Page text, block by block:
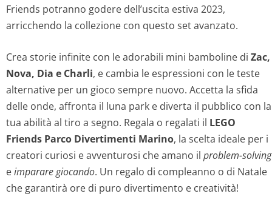
Friends potranno godere dell’uscita estiva 2023,
arricchendo la collezione con questo set avanzato.
Crea storie infinite con le adorabili mini bamboline di Zac,
Nova, Dia e Charli, e cambia le espressioni con le teste
alternative per un gioco sempre nuovo. Accetta la sfida
delle onde, affronta il luna park e diverta il pubblico con la
tua abilità al tiro a segno. Regala o regalati il LEGO
Friends Parco Divertimenti Marino, la scelta ideale per i
creatori curiosi e avventurosi che amano il problem-solving
eimparare giocando. Un regalo di compleanno o di Natale
che garantirà ore di puro divertimento e creatività!